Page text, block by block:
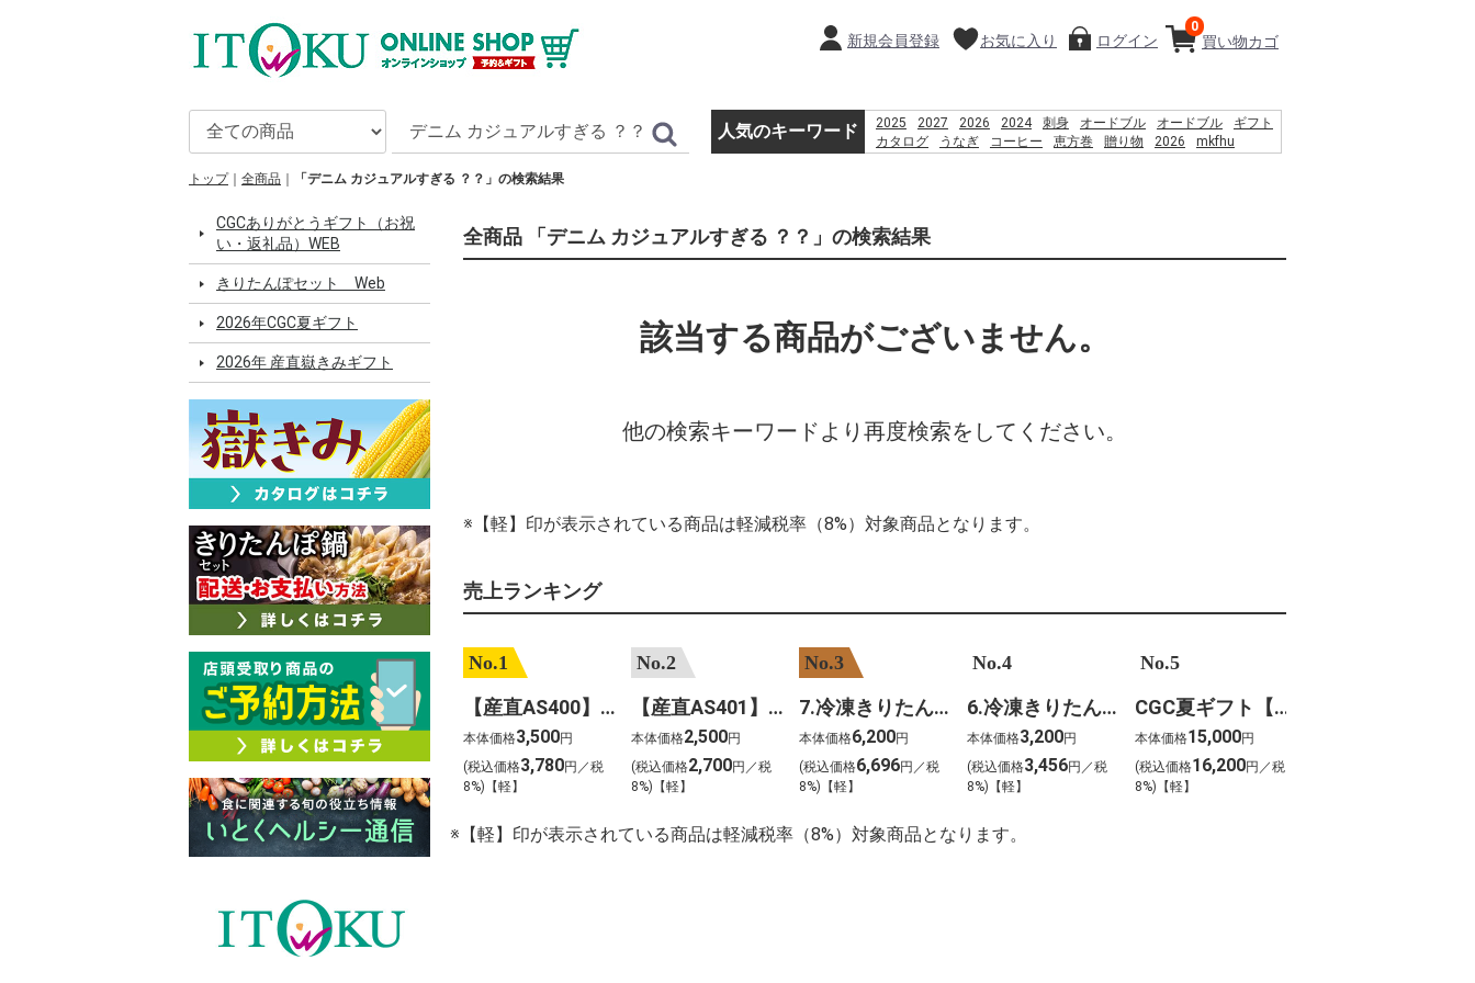
買い物カゴ
0
新規会員登録 お気に入り ログイン
人気のキーワード 2025 2027 2026 2024 刺身 オードブル オードブル
ギフト
カタログ
うなぎ コーヒー 恵方巻 贈り物 2026
mkfhu
%D8%A8%D8%A7%D9%86%D9%88%D8%A7%D9%86
トップ 全商品 「デニム カジュアルすぎる ？？」の検索結果
CGCありがとうギフト（お祝
い・返礼品）WEB
きりたんぽセット Web
2026年CGC夏ギフト
2026年 産直嶽きみギフト
全商品 「デニム カジュアルすぎる ？？」の検索結果
該当する商品がございません。
他の検索キーワードより再度検索をしてください。
※【軽】印が表示されている商品は軽減税率（8%）対象商品となります。
売上ランキング
No.1
【産直AS400】嶽きみ（サニーショコラ）１０本
本体価格3,500円
(税込価格3,780円／税
8%)【軽】
No.2
【産直AS401】嶽きみ（サニーショコラ）６本
本体価格2,500円
(税込価格2,700円／税
8%)【軽】
No.3
7.冷凍きりたんぽセットM 野菜なし 4人前
本体価格6,200円
(税込価格6,696円／税
8%)【軽】
No.4
6.冷凍きりたんぽセットＳ 野菜なし 2人前
本体価格3,200円
(税込価格3,456円／税
8%)【軽】
No.5
CGC夏ギフト【1101】和牛苑 神戸牛・三田和牛食べ比べ(680g)
本体価格15,000円
(税込価格16,200円／税
8%)【軽】
※【軽】印が表示されている商品は軽減税率（8%）対象商品となります。